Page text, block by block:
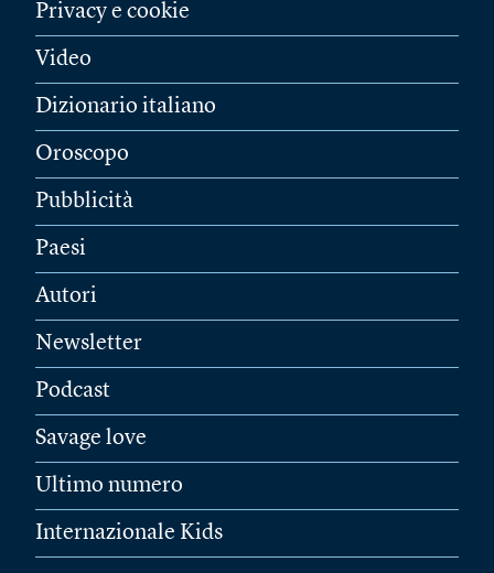
Privacy e cookie
Video
Dizionario italiano
Oroscopo
Pubblicità
Paesi
Autori
Newsletter
Podcast
Savage love
Ultimo numero
Internazionale Kids